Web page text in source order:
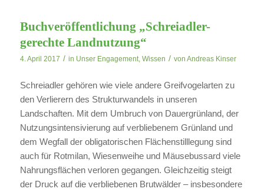
Buchveröffentlichung „Schreiadler-
gerechte Landnutzung“
4. April 2017 / in Unser Engagement, Wissen / von Andreas Kinser
Schreiadler gehören wie viele andere Greifvogelarten zu
den Verlierern des Strukturwandels in unseren
Landschaften. Mit dem Umbruch von Dauergrünland, der
Nutzungsintensivierung auf verbliebenem Grünland und
dem Wegfall der obligatorischen Flächenstilllegung sind
auch für Rotmilan, Wiesenweihe und Mäusebussard viele
Nahrungsflächen verloren gegangen. Gleichzeitig steigt
der Druck auf die verbliebenen Brutwälder – insbesondere